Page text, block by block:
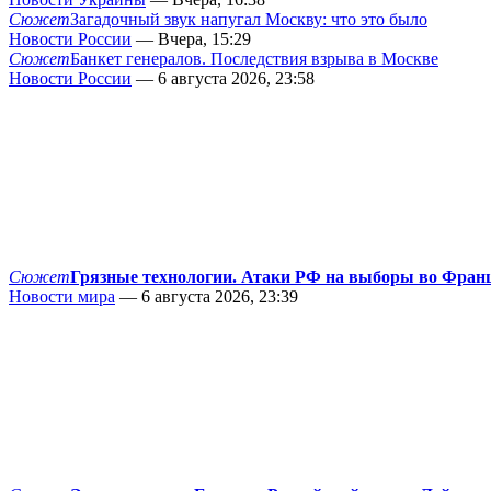
СюжетЗагадочный звук напугал Москву: что это было
Новости России — Вчера, 15:29
СюжетБанкет генералов. Последствия взрыва в Москве
Новости России — 6 августа 2026, 23:58
СюжетГрязные технологии. Атаки РФ на выборы во
Новости мира — 6 августа 2026, 23:39